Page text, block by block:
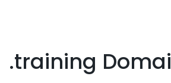
.training